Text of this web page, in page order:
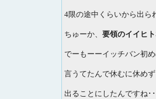
4限の途中くらいから出ら
ちゅーか、 要領のイイヒ
でーもーーイッチバン初
言うてたんで休むに休めず
出ることにしたんですね･